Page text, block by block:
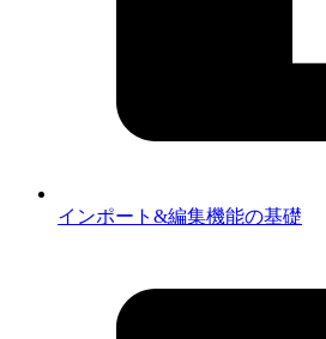
インポート&編集機能の基礎